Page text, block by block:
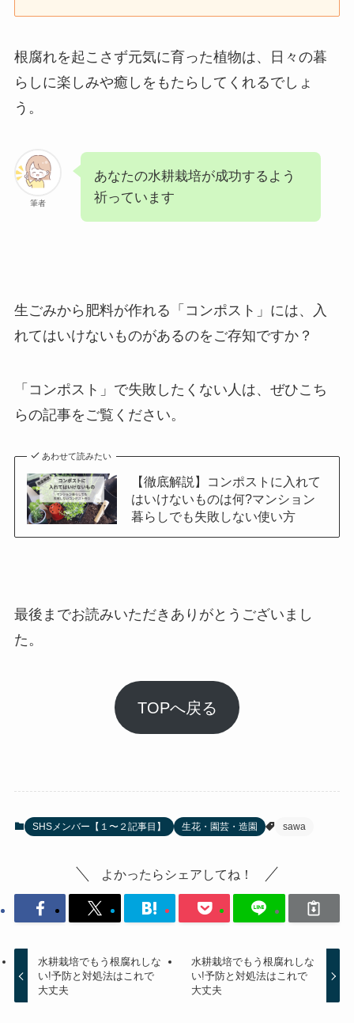
根腐れを起こさず元気に育った植物は、日々の暮
らしに楽しみや癒しをもたらしてくれるでしょ
う。
筆者
あなたの水耕栽培が成功するよう
祈っています
生ごみから肥料が作れる「コンポスト」には、入
れてはいけないものがあるのをご存知ですか？
「コンポスト」で失敗したくない人は、ぜひこち
らの記事をご覧ください。
あわせて読みたい
【徹底解説】コンポストに入れて
はいけないものは何?マンション
暮らしでも失敗しない使い方
最後までお読みいただきありがとうございまし
た。
TOPへ戻る
SHSメンバー【１〜２記事目】 生花・園芸・造園 sawa
よかったらシェアしてね！
水耕栽培でもう根腐れしな
い!予防と対処法はこれで
大丈夫
水耕栽培でもう根腐れしな
い!予防と対処法はこれで
大丈夫